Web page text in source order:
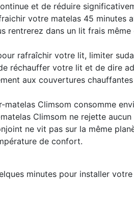
et de réduire
votre matelas 45 minutes
rentrerez dans un lit frais même
rafraîchir votre lit, limiter
réchauffer votre lit et de dire
aux couvertures
matelas Climsom consomme
Climsom ne rejette
ne vit pas sur la même
de confort.
minutes pour installer